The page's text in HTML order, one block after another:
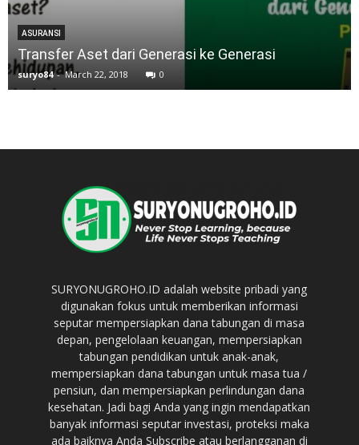
ASURANSI
Transfer Aset dari Generasi ke Generasi
suryo84 - March 22, 2018 0
SURYONUGROHO.ID adalah website pribadi yang
digunakan fokus untuk memberikan informasi
seputar mempersiapkan dana tabungan di masa
depan, pengelolaan keuangan, mempersiapkan
tabungan pendidikan untuk anak-anak,
mempersiapkan dana tabungan untuk masa tua /
pensiun, dan mempersiapkan perlindungan dana
kesehatan. Jadi bagi Anda yang ingin mendapatkan
banyak informasi seputar investasi, proteksi maka
ada baiknya Anda Subscribe atau berlangganan di